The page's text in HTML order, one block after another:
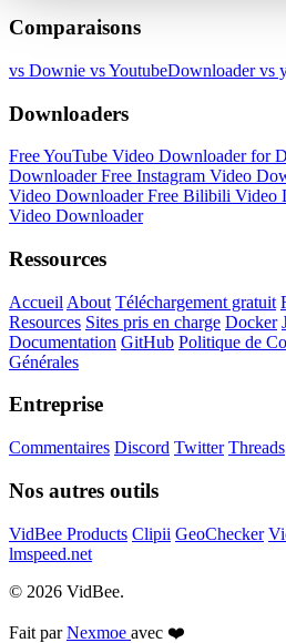
Comparaisons
vs Downie vs YoutubeDownloadervs
Downloaders
Free YouTube Video Downloader for
DownloaderFree Instagram Video
Video DownloaderFree Bilibili Video
Video Downloader
Ressources
Accueil About Téléchargement gratuit
Resources Sites pris en charge Docker
Documentation GitHub Politique de
Générales
Entreprise
Commentaires Discord Twitter Threads
Nos autres outils
VidBee Products Clipii GeoChecker
lmspeed.net
© 2026 VidBee.
Fait parNexmoe avec ❤️